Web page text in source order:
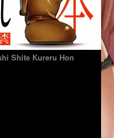
Shite Kureru Hon